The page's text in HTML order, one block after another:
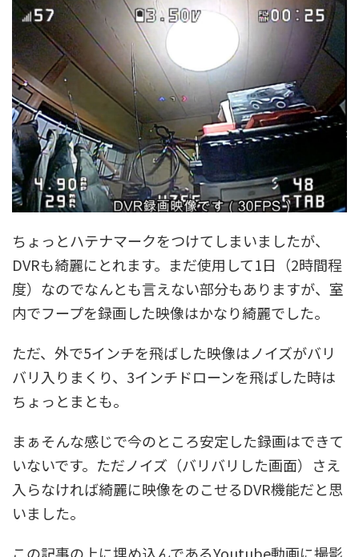
ちょっとハテナマークをつけてしまいましたが、
DVRも綺麗にとれます。まだ使用して1日（2時間程
度）なのでなんとも言えない部分もありますが、室
内でフープを録画した映像はかなり綺麗でした。
ただ、外で5インチを飛ばした映像はノイズがバリ
バリ入りまくり、3インチドローンを飛ばした時は
ちょっとまとも。
まぁそんな感じで今のところ安定した録画はできて
いないです。ただノイズ（バリバリした画面）さえ
入らなければ綺麗に映像をのこせるDVR機能だと思
いました。
この記事の上に埋め込んであるYoutube動画に撮影